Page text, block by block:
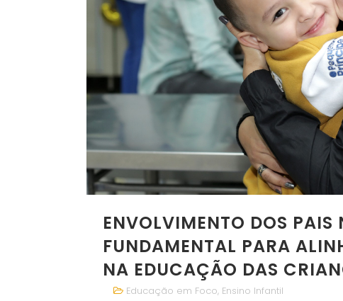
ENVOLVIMENTO DOS PAIS
FUNDAMENTAL PARA
NA EDUCAÇÃO DAS
Educação em Foco, Ensino Infantil